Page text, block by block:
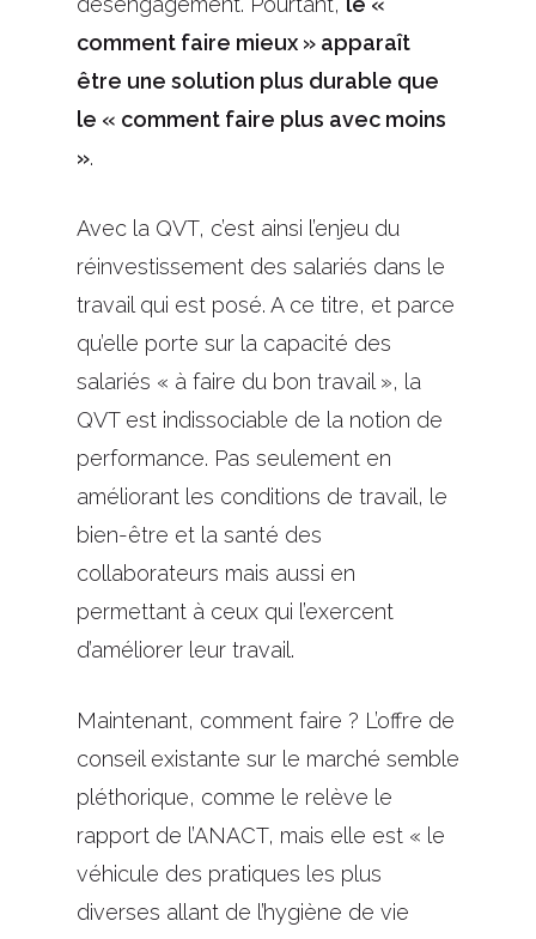
comment faire mieux » apparaît
être une solution plus durable que
le « comment faire plus avec moins
».
Avec la QVT, c’est ainsi l’enjeu du
réinvestissement des salariés dans le
travail qui est posé. A ce titre, et parce
qu’elle porte sur la capacité des
salariés « à faire du bon travail », la
QVT est indissociable de la notion de
performance. Pas seulement en
améliorant les conditions de travail, le
bien-être et la santé des
collaborateurs mais aussi en
permettant à ceux qui l’exercent
d’améliorer leur travail.
Maintenant, comment faire ? L’offre de
conseil existante sur le marché semble
pléthorique, comme le relève le
rapport de l’ANACT, mais elle est « le
véhicule des pratiques les plus
diverses allant de l’hygiène de vie